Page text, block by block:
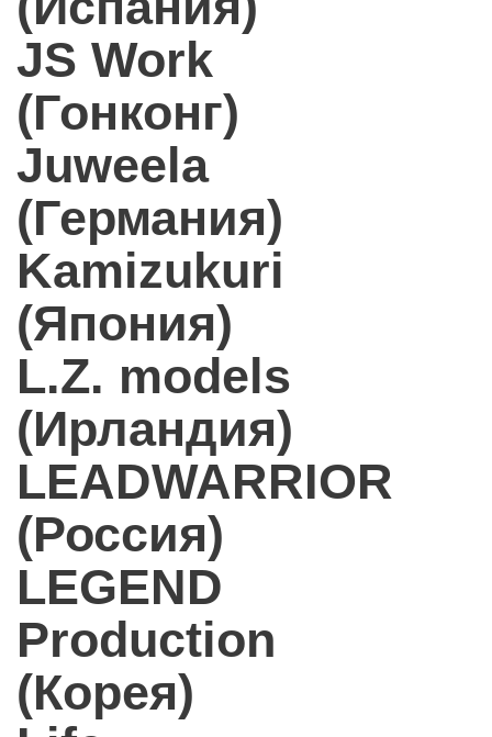
JS Work
(Гонконг)
Juweela
(Германия)
Kamizukuri
(Япония)
L.Z. models
(Ирландия)
LEADWARRIOR
(Россия)
LEGEND
Production
(Корея)